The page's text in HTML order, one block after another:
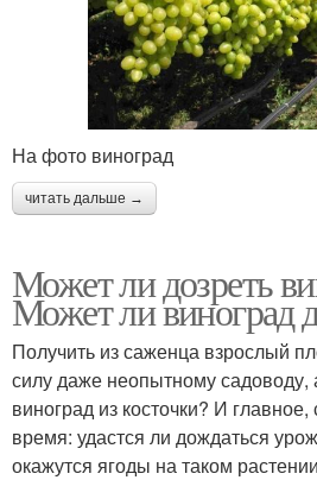
На фото виноград
читать дальше →
Может ли дозреть
Может ли виноград
Получить из саженца взрослый
силу даже неопытному садоводу,
виноград из косточки? И главное,
время: удастся ли дождаться
окажутся ягоды на таком